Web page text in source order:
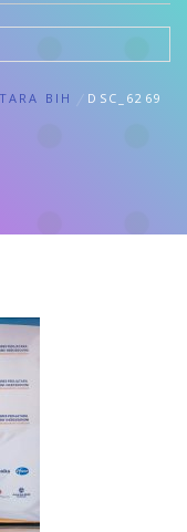
BIH DSC_6269